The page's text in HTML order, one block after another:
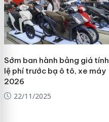
Sớm ban hành bảng giá tính
lệ phí trước bạ ô tô, xe máy
2026
22/11/2025